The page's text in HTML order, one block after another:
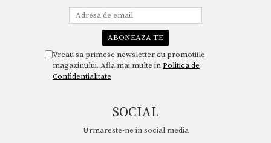
Vreau sa primesc newsletter cu promotiile
magazinului. Afla mai multe inPolitica de
Confidentialitate
SOCIAL
Urmareste-ne in social media